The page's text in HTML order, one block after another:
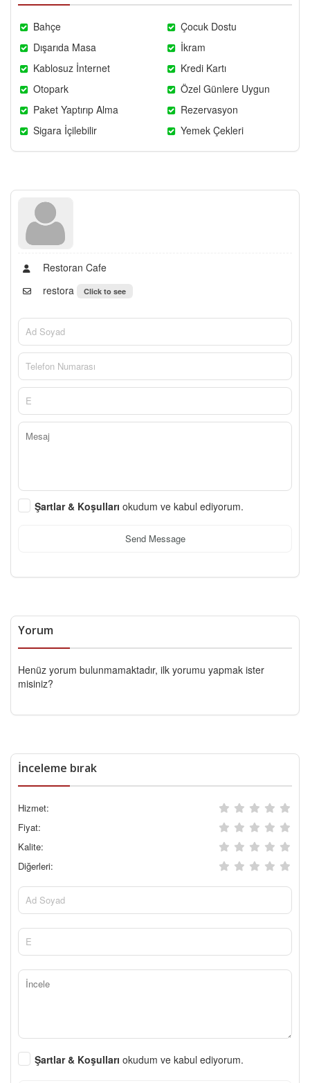
Bahçe
Çocuk Dostu
Dışarıda Masa
İkram
Kablosuz İnternet
Kredi Kartı
Otopark
Özel Günlere Uygun
Paket Yaptırıp Alma
Rezervasyon
Sigara İçilebilir
Yemek Çekleri
Restoran Cafe
restora
Click to see
Şartlar & Koşulları okudum ve kabul ediyorum.
Send Message
Yorum
Henüz yorum bulunmamaktadır, ilk yorumu yapmak ister
misiniz?
İnceleme bırak
Hizmet:
Fiyat:
Kalite:
Diğerleri:
Şartlar & Koşulları okudum ve kabul ediyorum.